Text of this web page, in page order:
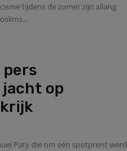
tijdens de zomer zijn allang
pers
op
Paty die om een spotprent werd